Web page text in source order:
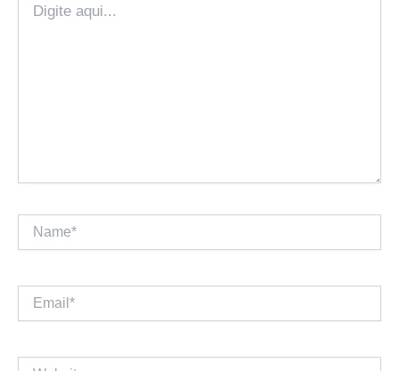
aqui...